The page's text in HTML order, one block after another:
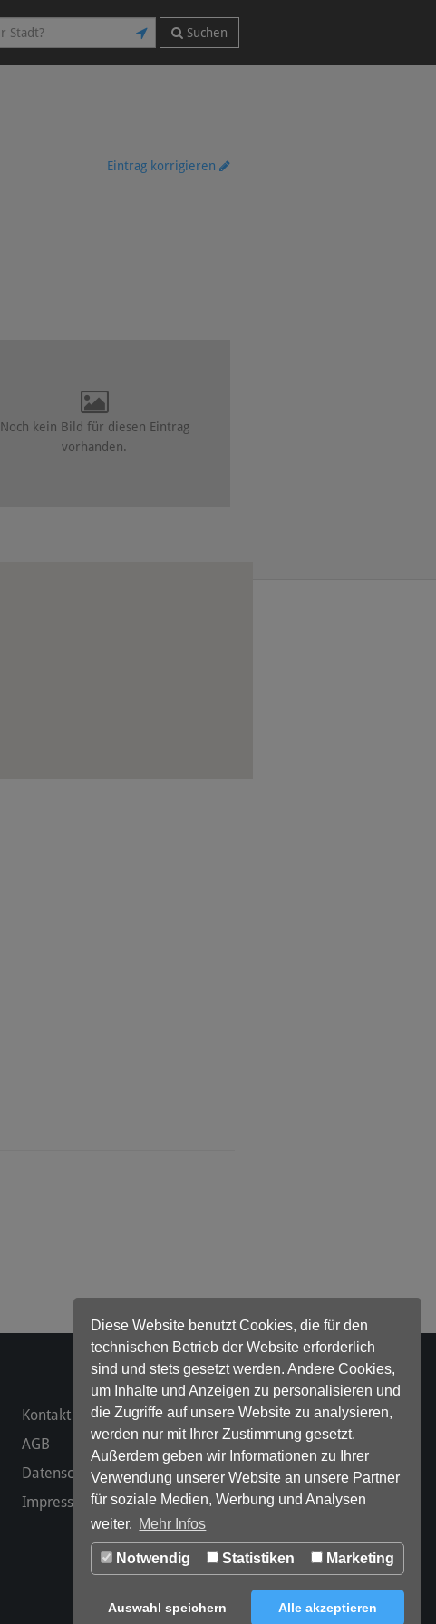
Diese Website benutzt Cookies, die für den
technischen Betrieb der Website erforderlich
sind und stets gesetzt werden. Andere Cookies,
um Inhalte und Anzeigen zu personalisieren und
die Zugriffe auf unsere Website zu analysieren,
werden nur mit Ihrer Zustimmung gesetzt.
Außerdem geben wir Informationen zu Ihrer
Verwendung unserer Website an unsere Partner
für soziale Medien, Werbung und Analysen
weiter. Mehr Infos
Notwendig Statistiken Marketing
Auswahl speichern Alle akzeptieren
Suchen
Eintrag korrigieren
Noch kein Bild für diesen Eintrag
vorhanden.
Kontakt
AGB
Datenschutz
Impressum